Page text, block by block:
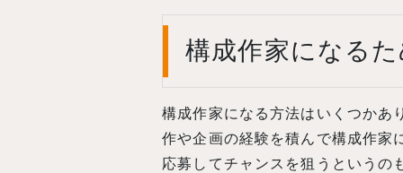
構成作家になる
構成作家になる方法はいくつかあ
作や企画の経験を積んで構成作家
応募してチャンスを狙うというの